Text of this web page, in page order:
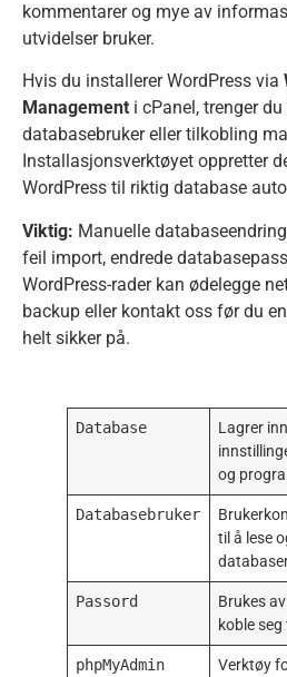
kommentarer og mye av
utvidelser bruker.
Hvis du installerer WordPress via
Management i cPanel, trenger
databasebruker eller tilkobling
Installasjonsverktøyet oppretter
WordPress til riktig database
Viktig: Manuelle
feil import, endrede
WordPress-rader kan ødelegge
backup eller kontakt oss før du
helt sikker på.
Database
Lagrer
og
Databasebruker
til å lese
Passord
Brukes
koble
phpMyAdmin
Verktøy